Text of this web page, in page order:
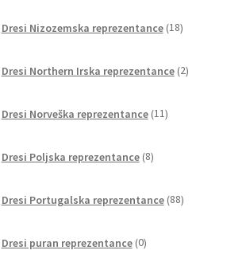
Dresi Nizozemska reprezentance 18izdelkov
Dresi Northern Irska reprezentance 2izdelka
Dresi Norveška reprezentance 11izdelkov
Dresi Poljska reprezentance 8izdelkov
Dresi Portugalska reprezentance 88izdelkov
Dresi puran reprezentance 0izdelkov